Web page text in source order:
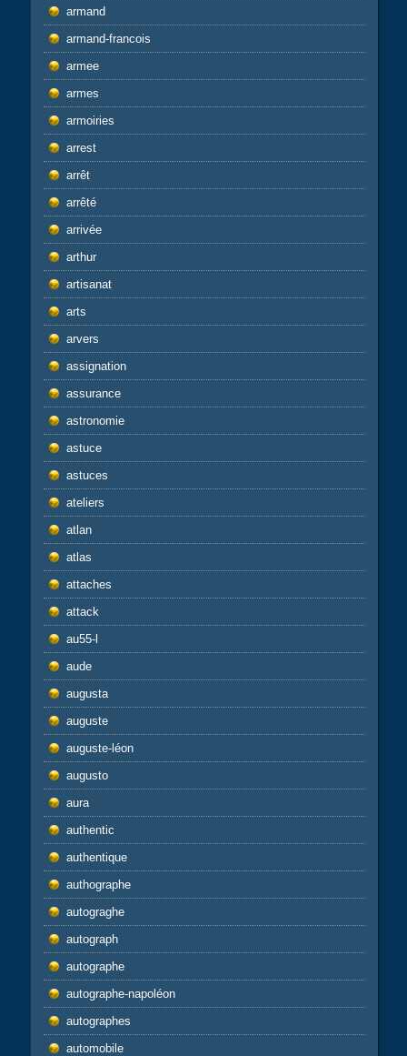
armand
armand-francois
armee
armes
armoiries
arrest
arrêt
arrêté
arrivée
arthur
artisanat
arts
arvers
assignation
assurance
astronomie
astuce
astuces
ateliers
atlan
atlas
attaches
attack
au55-l
aude
augusta
auguste
auguste-léon
augusto
aura
authentic
authentique
authographe
autograghe
autograph
autographe
autographe-napoléon
autographes
automobile